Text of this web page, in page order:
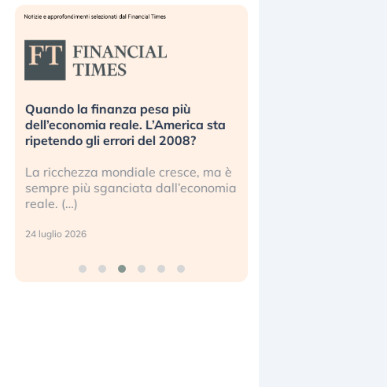
Quando la finanza pesa più
dell’economia reale. L’America sta
ripetendo gli errori del 2008?
La ricchezza mondiale cresce, ma è
sempre più sganciata dall’economia
reale. (…)
24 luglio 2026